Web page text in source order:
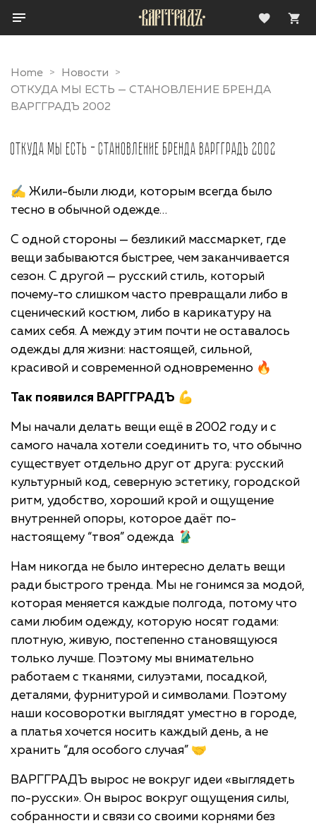
Home
Новости
ОТКУДА МЫ ЕСТЬ — СТАНОВЛЕНИЕ БРЕНДА
ВАРГГРАДЪ 2002
ОТКУДА МЫ ЕСТЬ — СТАНОВЛЕНИЕ БРЕНДА ВАРГГРАДЪ 2002
✍️ Жили-были люди, которым всегда было
тесно в обычной одежде…
С одной стороны — безликий массмаркет, где
вещи забываются быстрее, чем заканчивается
сезон. С другой — русский стиль, который
почему-то слишком часто превращали либо в
сценический костюм, либо в карикатуру на
самих себя. А между этим почти не оставалось
одежды для жизни: настоящей, сильной,
красивой и современной одновременно 🔥
Так появился ВАРГГРАДЪ 💪
Мы начали делать вещи ещё в 2002 году и с
самого начала хотели соединить то, что обычно
существует отдельно друг от друга: русский
культурный код, северную эстетику, городской
ритм, удобство, хороший крой и ощущение
внутренней опоры, которое даёт по-
настоящему “твоя” одежда 🥻
Нам никогда не было интересно делать вещи
ради быстрого тренда. Мы не гонимся за модой,
которая меняется каждые полгода, потому что
сами любим одежду, которую носят годами:
плотную, живую, постепенно становящуюся
только лучше. Поэтому мы внимательно
работаем с тканями, силуэтами, посадкой,
деталями, фурнитурой и символами. Поэтому
наши косоворотки выглядят уместно в городе,
а платья хочется носить каждый день, а не
хранить “для особого случая” 🤝
ВАРГГРАДЪ вырос не вокруг идеи «выглядеть
по-русски». Он вырос вокруг ощущения силы,
собранности и связи со своими корнями без